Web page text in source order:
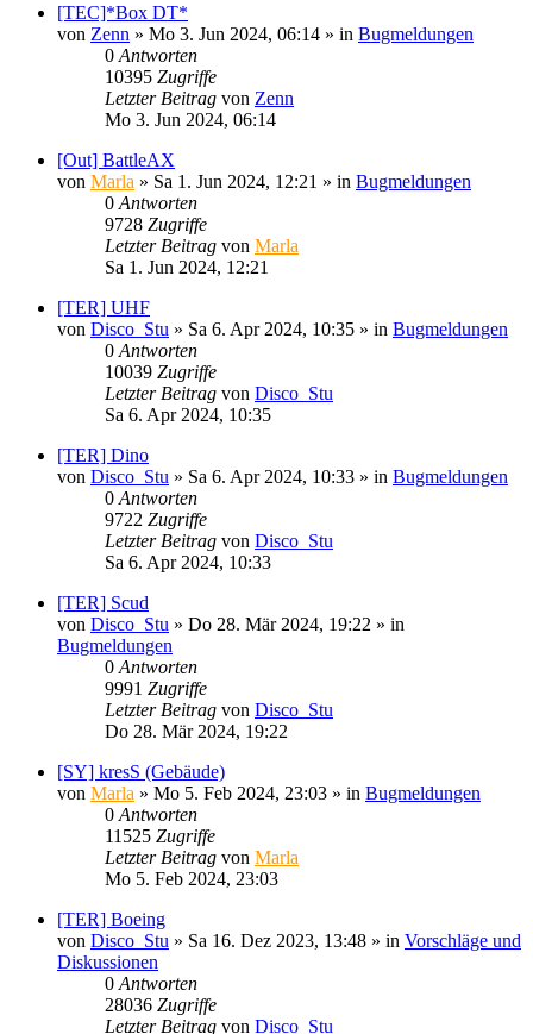
[TEC]*Box DT*
von Zenn » Mo 3. Jun 2024, 06:14 » in Bugmeldungen
0 Antworten
10395 Zugriffe
Letzter Beitrag von Zenn
Mo 3. Jun 2024, 06:14
[Out] BattleAX
von Marla » Sa 1. Jun 2024, 12:21 » in Bugmeldungen
0 Antworten
9728 Zugriffe
Letzter Beitrag von Marla
Sa 1. Jun 2024, 12:21
[TER] UHF
von Disco_Stu » Sa 6. Apr 2024, 10:35 » in Bugmeldungen
0 Antworten
10039 Zugriffe
Letzter Beitrag von Disco_Stu
Sa 6. Apr 2024, 10:35
[TER] Dino
von Disco_Stu » Sa 6. Apr 2024, 10:33 » in Bugmeldungen
0 Antworten
9722 Zugriffe
Letzter Beitrag von Disco_Stu
Sa 6. Apr 2024, 10:33
[TER] Scud
von Disco_Stu » Do 28. Mär 2024, 19:22 » in
Bugmeldungen
0 Antworten
9991 Zugriffe
Letzter Beitrag von Disco_Stu
Do 28. Mär 2024, 19:22
[SY] kresS (Gebäude)
von Marla » Mo 5. Feb 2024, 23:03 » in Bugmeldungen
0 Antworten
11525 Zugriffe
Letzter Beitrag von Marla
Mo 5. Feb 2024, 23:03
[TER] Boeing
von Disco_Stu » Sa 16. Dez 2023, 13:48 » in Vorschläge und
Diskussionen
0 Antworten
28036 Zugriffe
Letzter Beitrag von Disco_Stu